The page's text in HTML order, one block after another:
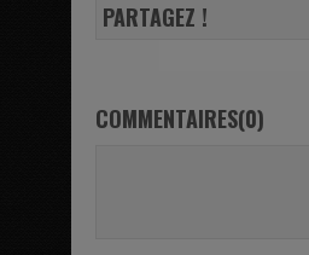
PARTAGEZ !
COMMENTAIRES(0)